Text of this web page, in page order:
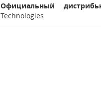
Официальный
Technologies